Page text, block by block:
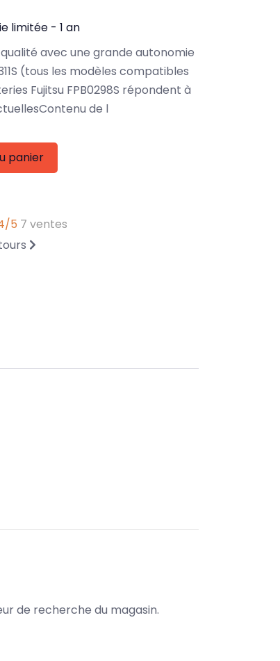
limitée - 1 an
avec une grande autonomie
(tous les modèles compatibles
Fujitsu FPB0298S répondent à
de l
panier
5 7 ventes
de recherche du magasin.